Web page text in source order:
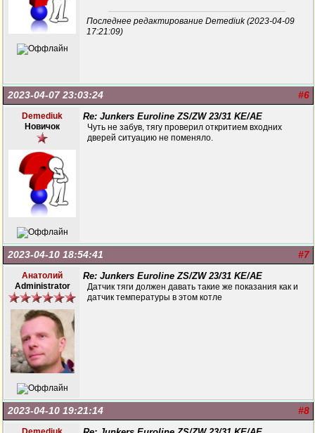
Последнее редактирование Demediuk (2023-04-09
17:21:09)
#6
2023-04-07 23:03:24
Demediuk
Новичок
Re: Junkers Euroline ZS/ZW 23/31 KE/AE
Чуть не забув, тягу проверил откритием входних
дверей ситуацию не поменяло.
#7
2023-04-10 18:54:41
Анатолий
Administrator
Re: Junkers Euroline ZS/ZW 23/31 KE/AE
Датчик тяги должен давать такие же показания как и
датчик температуры в этом котле
#8
2023-04-10 19:21:14